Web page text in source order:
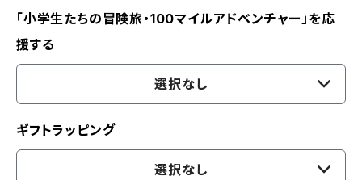
「小学生たちの冒険旅・100マイルアドベンチャー」を応
援する
選択なし
ギフトラッピング
選択なし